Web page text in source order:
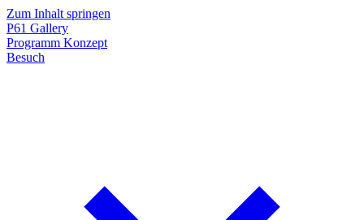
Zum Inhalt springen
P61 Gallery
Programm Konzept
Besuch